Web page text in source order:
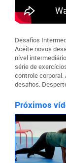
Desafios
Aceite novos
nível
série de
controle corporal.
desafios.
Próximos